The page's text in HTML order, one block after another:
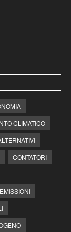
CLIMATICO
CONTATORI
EMISSIONI